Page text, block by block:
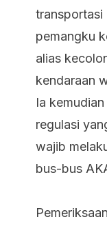
transportasi
pemangku
alias
kendaraan
Ia
regulasi
wajib
bus-bus